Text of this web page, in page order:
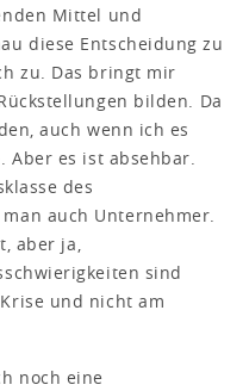
Mittel und
diese Entscheidung zu
zu. Das bringt mir
bilden. Da
auch wenn ich es
Aber es ist absehbar.
des
auch Unternehmer.
aber ja,
sind
und nicht am
noch eine